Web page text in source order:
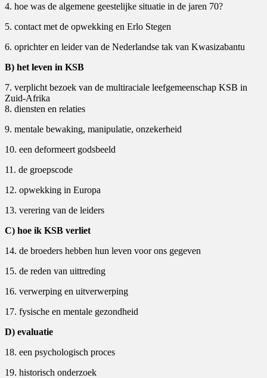
4. hoe was de algemene geestelijke situatie in de jaren 70?
5. contact met de opwekking en Erlo Stegen
6. oprichter en leider van de Nederlandse tak van Kwasizabantu
B) het leven in KSB
7. verplicht bezoek van de multiraciale leefgemeenschap KSB in
Zuid-Afrika
8. diensten en relaties
9. mentale bewaking, manipulatie, onzekerheid
10. een deformeert godsbeeld
11. de groepscode
12. opwekking in Europa
13. verering van de leiders
C) hoe ik KSB verliet
14. de broeders hebben hun leven voor ons gegeven
15. de reden van uittreding
16. verwerping en uitverwerping
17. fysische en mentale gezondheid
D) evaluatie
18. een psychologisch proces
19. historisch onderzoek